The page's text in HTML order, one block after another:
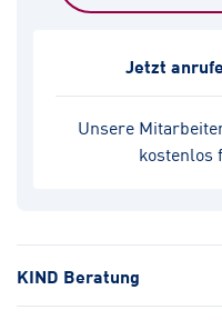
Unsere
kostenlos
Jetzt
KIND Beratung